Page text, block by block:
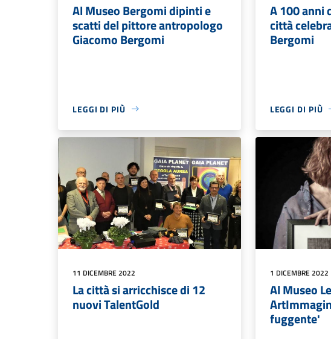
Al Museo Bergomi dipinti e
scatti del pittore antropologo
Giacomo Bergomi
LEGGI DI PIÙ
A 100 anni
città
Bergomi
LEGGI DI PIÙ
11 DICEMBRE 2022
La città si arricchisce di 12
nuovi TalentGold
1 DICEMBRE 2022
Al Museo
fuggente'